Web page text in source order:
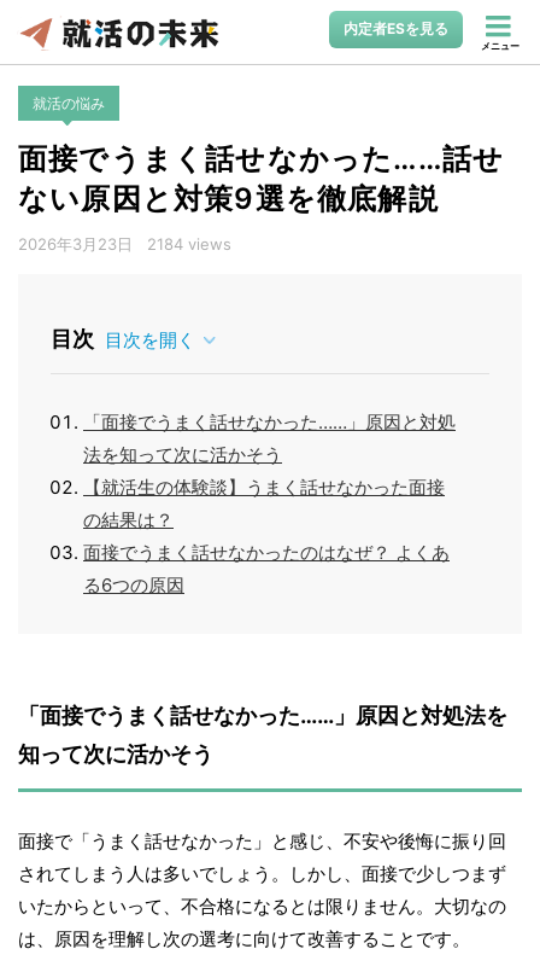
内定者ESを見る
メニュー
就活の悩み
面接でうまく話せなかった……話せ
ない原因と対策9選を徹底解説
2026年3月23日 2184 views
目次 目次を開く
「面接でうまく話せなかった……」原因と対処
法を知って次に活かそう
【就活生の体験談】うまく話せなかった面接
の結果は？
面接でうまく話せなかったのはなぜ？ よくあ
る6つの原因
「面接でうまく話せなかった……」原因と対処法を
知って次に活かそう
面接で「うまく話せなかった」と感じ、不安や後悔に振り回
されてしまう人は多いでしょう。しかし、面接で少しつまず
いたからといって、不合格になるとは限りません。大切なの
は、原因を理解し次の選考に向けて改善することです。